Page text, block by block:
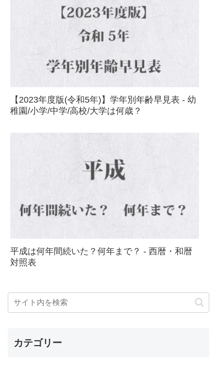
【2023年度版(令和5年)】学年別年齢早見表 - 幼
稚園/小学/中学/高校/大学は何歳？
平成は何年間続いた？何年まで？ - 西暦・和暦
対照表
カテゴリー